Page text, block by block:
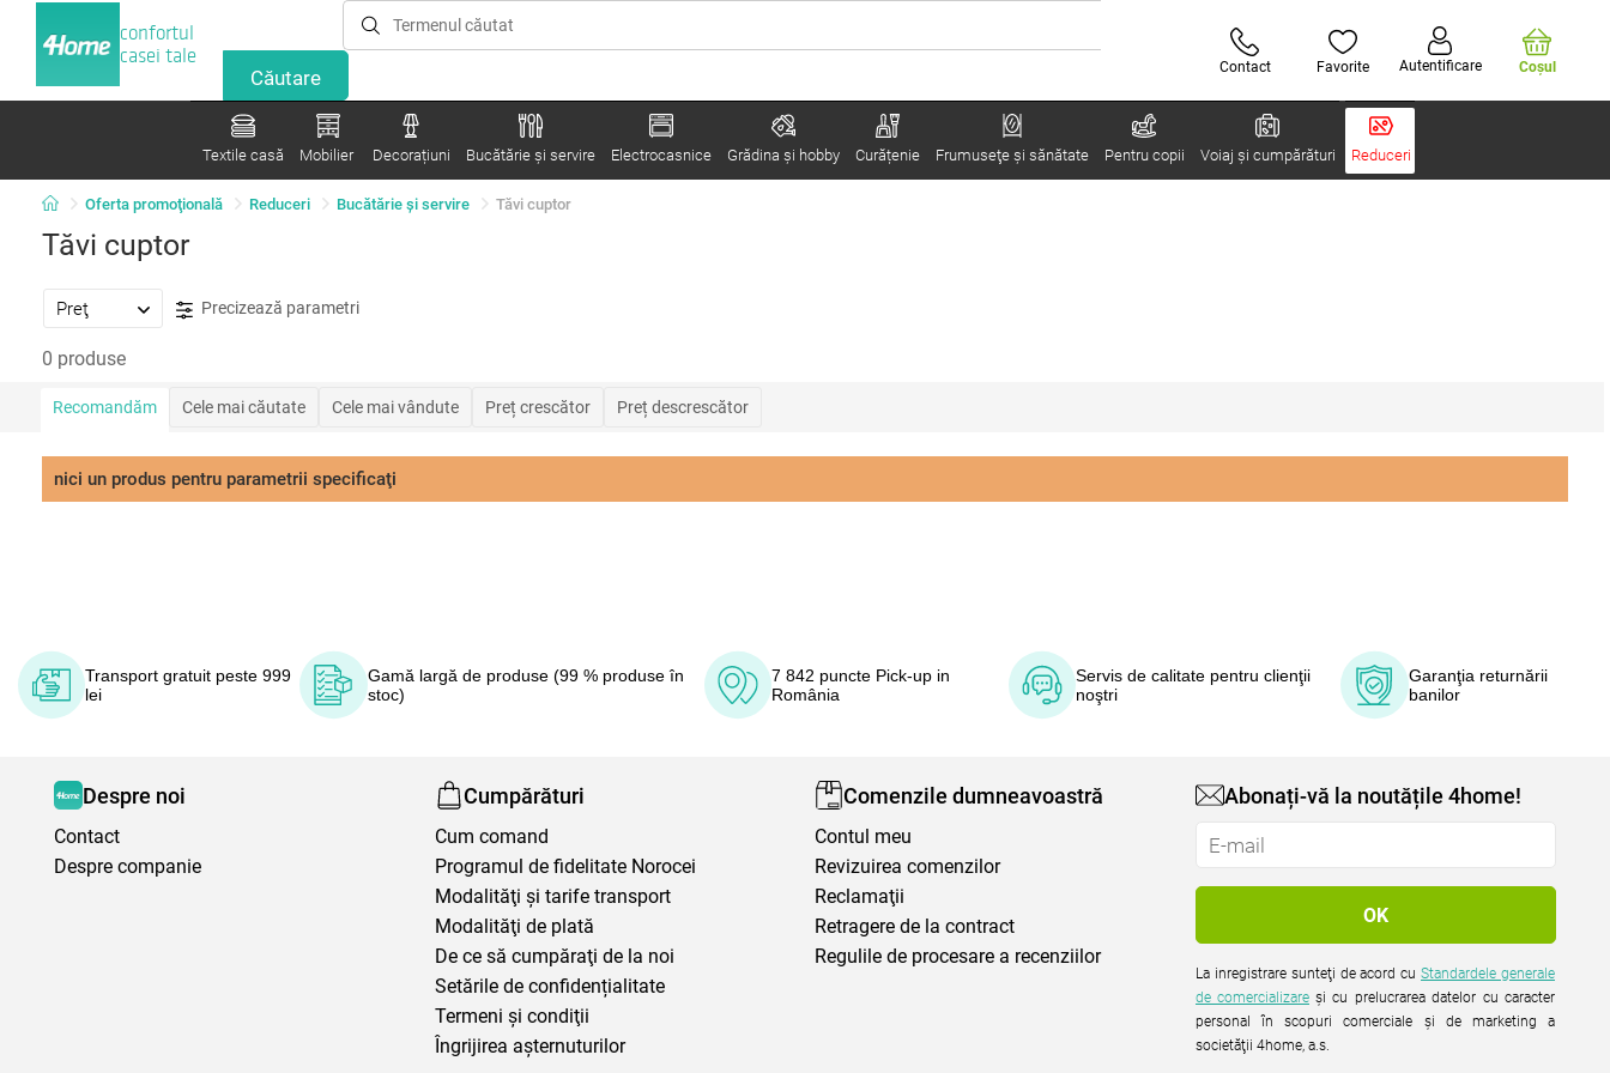
confortul
casei tale
Contact Favorite Autentificare Coşul
Textile casă Mobilier Decorațiuni Bucătărie și servire Electrocasnice Grădina şi hobby Curățenie Frumuseţe şi sănătate Pentru copii Voiaj și cumpărături Reduceri
Oferta promoţională Reduceri Bucătărie și servire Tăvi cuptor
Tăvi cuptor
Preţ Precizează parametri
0 produse
Recomandăm Cele mai căutate Cele mai vândute Preț crescător Preț descrescător
nici un produs pentru parametrii specificaţi
Transport gratuit peste 999
lei
Gamă largă de produse (99 % produse în
stoc)
7 842 puncte Pick-up in
România
Servis de calitate pentru clienţii
noştri
Garanţia returnării
banilor
Despre noi
Contact
Despre companie
Cumpărături
Cum comand
Programul de fidelitate Norocei
Modalităţi şi tarife transport
Modalităţi de plată
De ce să cumpăraţi de la noi
Setările de confidențialitate
Termeni şi condiţii
Îngrijirea așternuturilor
Comenzile dumneavoastră
Contul meu
Revizuirea comenzilor
Reclamaţii
Retragere de la contract
Regulile de procesare a recenziilor
Abonați-vă la noutățile 4home!
La inregistrare sunteţi de acord cuStandardele generale
de comercializare şi cu prelucrarea datelor cu caracter
personal în scopuri comerciale şi de marketing a
societăţii 4home, a.s.